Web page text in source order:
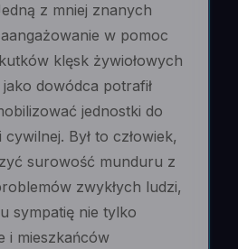
z mniej znanych
w pomoc
klęsk żywiołowych
dowódca potrafił
jednostki do
Był to człowiek,
surowość munduru z
zwykłych ludzi,
sympatię nie tylko
i mieszkańców